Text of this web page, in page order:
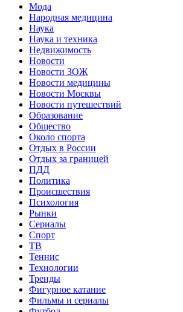
Мода
Народная медицина
Наука
Наука и техника
Недвижимость
Новости
Новости ЗОЖ
Новости медицины
Новости Москвы
Новости путешествий
Образование
Общество
Около спорта
Отдых в России
Отдых за границей
ПДД
Политика
Происшествия
Психология
Рынки
Сериалы
Спорт
ТВ
Теннис
Технологии
Тренды
Фигурное катание
Фильмы и сериалы